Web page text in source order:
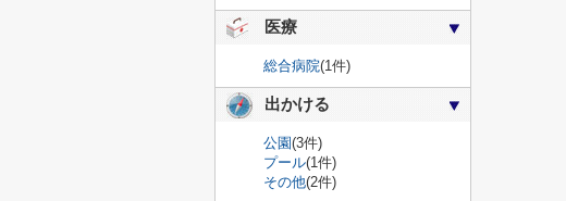
医療
総合病院(1件)
出かける
公園(3件)
プール(1件)
その他(2件)